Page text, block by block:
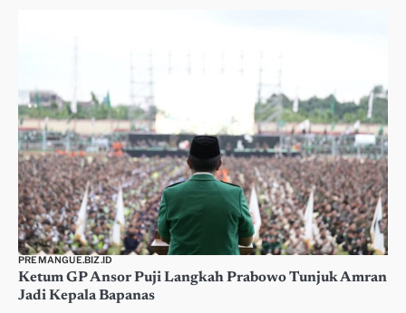
PREMANGUE.BIZ.ID
Ketum GP Ansor Puji Langkah Prabowo Tunjuk Amran
Jadi Kepala Bapanas